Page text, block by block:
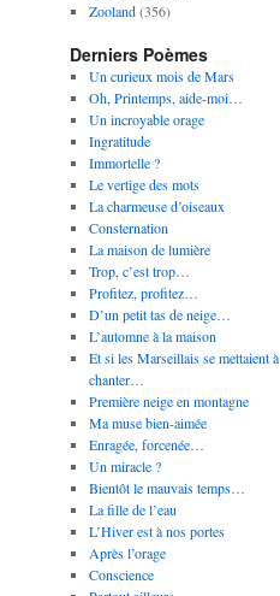
Zooland(356)
Derniers Poèmes
Un curieux mois de Mars
Oh, Printemps, aide-moi…
Un incroyable orage
Ingratitude
Immortelle ?
Le vertige des mots
La charmeuse d’oiseaux
Consternation
La maison de lumière
Trop, c’est trop…
Profitez, profitez…
D’un petit tas de neige…
L’automne à la maison
Et si les Marseillais se mettaient à
chanter…
Première neige en montagne
Ma muse bien-aimée
Enragée, forcenée…
Un miracle ?
Bientôt le mauvais temps…
La fille de l’eau
L’Hiver est à nos portes
Après l’orage
Conscience